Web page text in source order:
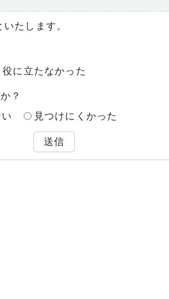
たします。
役に立たなかった
？
見つけにくかった
送信